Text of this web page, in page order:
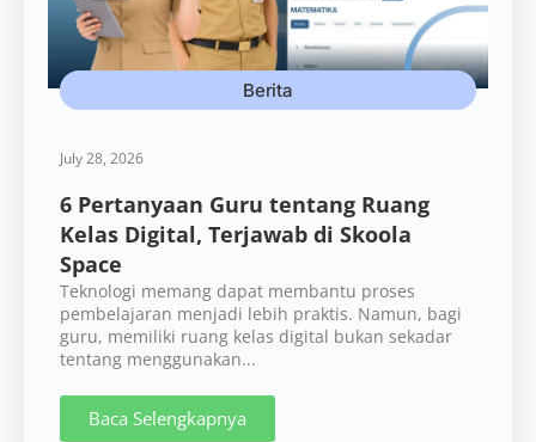
Berita
July 28, 2026
6 Pertanyaan Guru tentang Ruang
Kelas Digital, Terjawab di Skoola
Space
Teknologi memang dapat membantu proses
pembelajaran menjadi lebih praktis. Namun, bagi
guru, memiliki ruang kelas digital bukan sekadar
tentang menggunakan...
Baca Selengkapnya